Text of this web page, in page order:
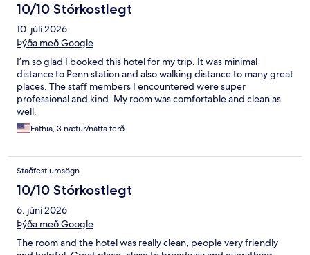
10/10 Stórkostlegt
10. júlí 2026
Þýða með Google
I’m so glad I booked this hotel for my trip. It was minimal
distance to Penn station and also walking distance to many great
places. The staff members I encountered were super
professional and kind. My room was comfortable and clean as
well.
Fathia, 3 nætur/nátta ferð
Staðfest umsögn
10/10 Stórkostlegt
6. júní 2026
Þýða með Google
The room and the hotel was really clean, people very friendly